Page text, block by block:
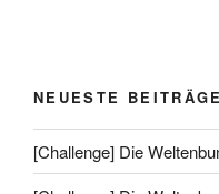
NEUESTE BEITRÄGE
[Challenge] Die